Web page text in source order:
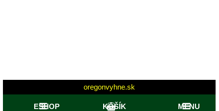
oregonvyhne.sk
ESHOP KOŠÍK MENU